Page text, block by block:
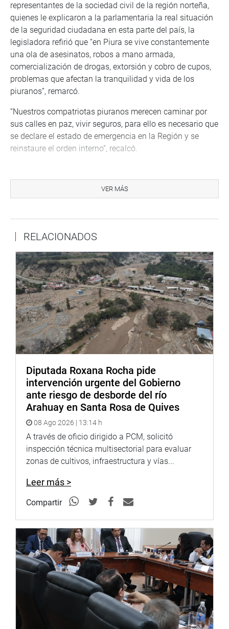
representantes de la sociedad civil de la región norteña,
quienes le explicaron a la parlamentaria la real situación
de la seguridad ciudadana en esta parte del país, la
legisladora refirió que “en Piura se vive constantemente
una ola de asesinatos, robos a mano armada,
comercialización de drogas, extorsión y cobro de cupos,
problemas que afectan la tranquilidad y vida de los
piuranos”, remarcó.
“Nuestros compatriotas piuranos merecen caminar por
sus calles en paz, vivir seguros, para ello es necesario que
se declare el estado de emergencia en la Región y se
reinstaure el orden interno”, recalcó.
Policía Nacional del Perú con el marco jurídico necesario
para que puedan enfrentar con mayor fuerza y decisión a
y sicariato que se vive día a día en Piura “exige una
inmediata y efectiva respuesta por parte del Gobierno
Central a través del ministerio del Interior”.
Finalmente, Patricia Chirinos sostuvo que se debe
incrementar la cantidad de efectivos policiales, mejorar su
preparación y tener una mejor inversión en equipamientos
para la institución.
DESPACHO CONGRESAL
VER MÁS
RELACIONADOS
Diputada Roxana Rocha pide
intervención urgente del Gobierno
ante riesgo de desborde del río
Arahuay en Santa Rosa de Quives
08 Ago 2026 | 13:14 h
A través de oficio dirigido a PCM, solicitó
inspección técnica multisectorial para evaluar
zonas de cultivos, infraestructura y vías...
Leer más >
Compartir